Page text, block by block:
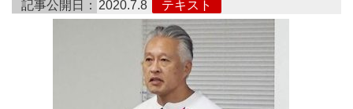
記事公開日： 2020.7.8 テキスト